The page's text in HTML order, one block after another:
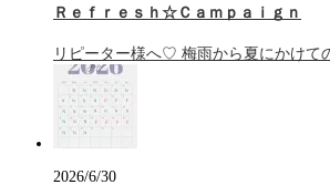
Ｒｅｆｒｅｓｈ☆Ｃａｍｐａｉｇｎ
リピーター様へ♡ 梅雨から夏にかけて
2026/6/30